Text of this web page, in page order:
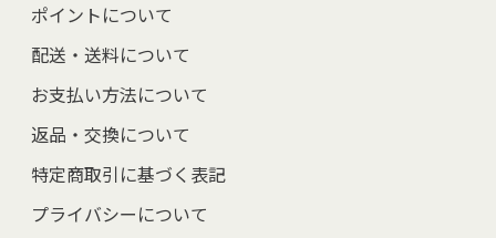
ポイントについて
配送・送料について
お支払い方法について
返品・交換について
特定商取引に基づく表記
プライバシーについて